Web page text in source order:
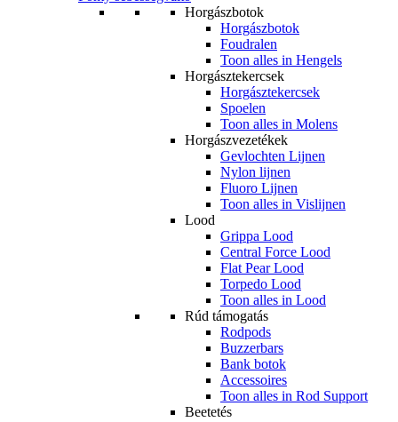
Horgászbotok
Horgászbotok
Foudralen
Toon alles in Hengels
Horgásztekercsek
Horgásztekercsek
Spoelen
Toon alles in Molens
Horgászvezetékek
Gevlochten Lijnen
Nylon lijnen
Fluoro Lijnen
Toon alles in Vislijnen
Lood
Grippa Lood
Central Force Lood
Flat Pear Lood
Torpedo Lood
Toon alles in Lood
Rúd támogatás
Rodpods
Buzzerbars
Bank botok
Accessoires
Toon alles in Rod Support
Beetetés